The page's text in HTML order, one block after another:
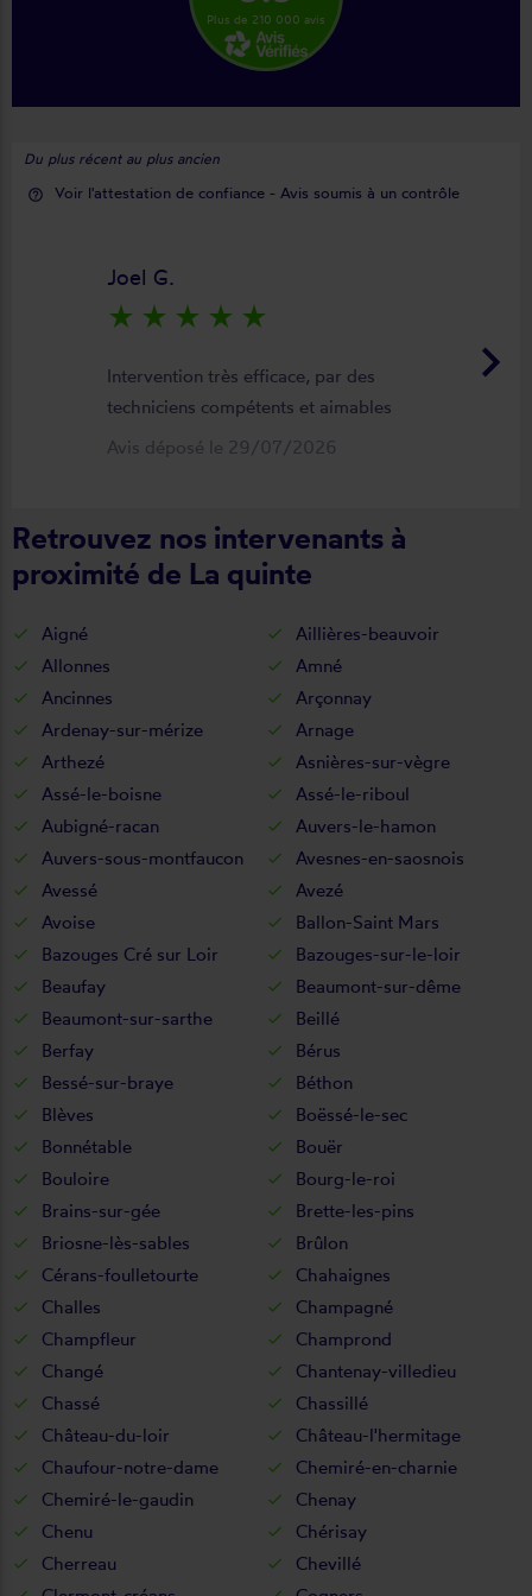
Plus de 210 000 avis
Du plus récent au plus ancien
help_outline Voir l'attestation de confiance - Avis soumis à un contrôle
keyboard_arrow_right
Joel G.
star_rate star_rate star_rate star_rate star_rate
Intervention très efficace, par des
techniciens compétents et aimables
Avis déposé le 29/07/2026
Retrouvez nos intervenants à
proximité de La quinte
Aigné
Aillières-beauvoir
Allonnes
Amné
Ancinnes
Arçonnay
Ardenay-sur-mérize
Arnage
Arthezé
Asnières-sur-vègre
Assé-le-boisne
Assé-le-riboul
Aubigné-racan
Auvers-le-hamon
Auvers-sous-montfaucon
Avesnes-en-saosnois
Avessé
Avezé
Avoise
Ballon-Saint Mars
Bazouges Cré sur Loir
Bazouges-sur-le-loir
Beaufay
Beaumont-sur-dême
Beaumont-sur-sarthe
Beillé
Berfay
Bérus
Bessé-sur-braye
Béthon
Blèves
Boëssé-le-sec
Bonnétable
Bouër
Bouloire
Bourg-le-roi
Brains-sur-gée
Brette-les-pins
Briosne-lès-sables
Brûlon
Cérans-foulletourte
Chahaignes
Challes
Champagné
Champfleur
Champrond
Changé
Chantenay-villedieu
Chassé
Chassillé
Château-du-loir
Château-l'hermitage
Chaufour-notre-dame
Chemiré-en-charnie
Chemiré-le-gaudin
Chenay
Chenu
Chérisay
Cherreau
Chevillé